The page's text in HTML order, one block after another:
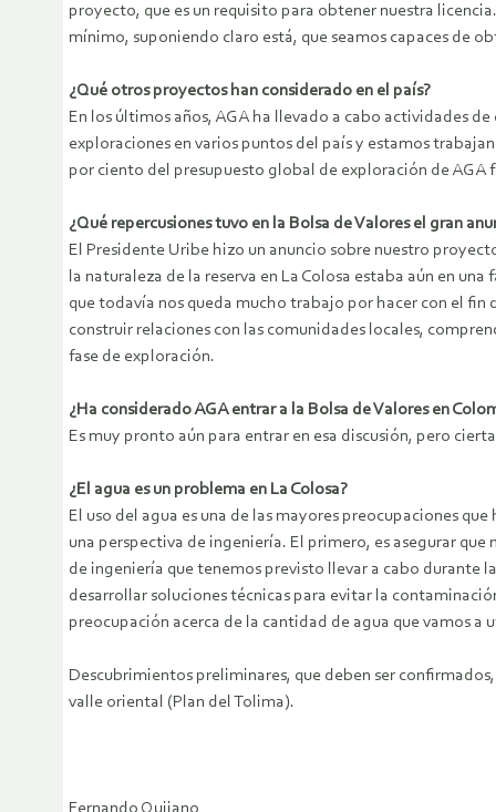
proyecto, que es un requisito para obtener nuestra
mínimo, suponiendo claro está, que seamos capaces de
¿Qué otros proyectos han considerado en el país?
En los últimos años, AGA ha llevado a cabo actividades
exploraciones en varios puntos del país y estamos
por ciento del presupuesto global de exploración de AGA
¿Qué repercusiones tuvo en la Bolsa de Valores el gran
El Presidente Uribe hizo un anuncio sobre nuestro
la naturaleza de la reserva en La Colosa estaba aún en
que todavía nos queda mucho trabajo por hacer con el fin
construir relaciones con las comunidades locales,
fase de exploración.
¿Ha considerado AGA entrar a la Bolsa de Valores en
Es muy pronto aún para entrar en esa discusión, pero
¿El agua es un problema en La Colosa?
El uso del agua es una de las mayores preocupaciones
una perspectiva de ingeniería. El primero, es asegurar
de ingeniería que tenemos previsto llevar a cabo durante
desarrollar soluciones técnicas para evitar la
preocupación acerca de la cantidad de agua que vamos
Descubrimientos preliminares, que deben ser
valle oriental (Plan del Tolima).